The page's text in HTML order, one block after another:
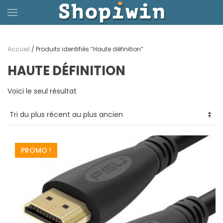
au
principal
Accueil / Produits identifiés “Haute définition”
HAUTE DÉFINITION
Voici le seul résultat
PROMO !